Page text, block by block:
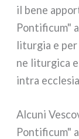
il bene
Pontificum"
litur­gia e
ne litur­gi­ca
intra
Alcuni
Pontificum"